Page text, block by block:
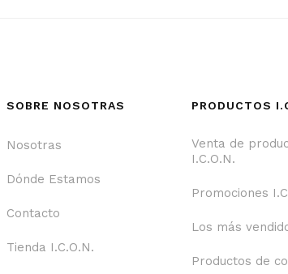
SOBRE NOSOTRAS
Nosotras
Dónde Estamos
Contacto
Tienda I.C.O.N.
PRODUCTOS
Venta de
I.C.O.N.
Promociones
Los más
Productos de